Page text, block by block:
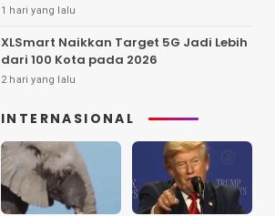
1 hari yang lalu
XLSmart Naikkan Target 5G Jadi Lebih
dari 100 Kota pada 2026
2 hari yang lalu
INTERNASIONAL